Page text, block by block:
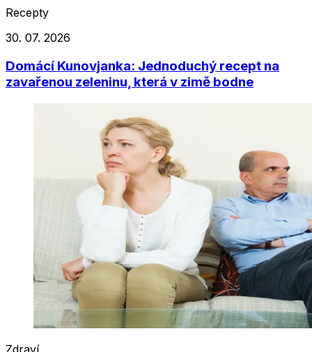
Recepty
30. 07. 2026
Domácí Kunovjanka: Jednoduchý recept na
zavařenou zeleninu, která v zimě bodne
Zdraví